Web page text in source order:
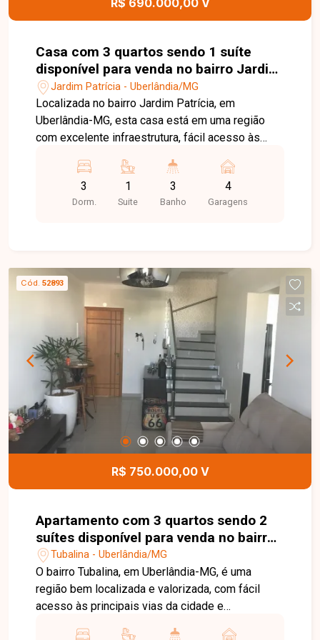
R$ 690.000,00 V
Casa com 3 quartos sendo 1 suíte
disponível para venda no bairro Jardim
Patrícia em Uberlândia-MG
Jardim Patrícia - Uberlândia/MG
Localizada no bairro Jardim Patrícia, em
Uberlândia-MG, esta casa está em uma região
com excelente infraestrutura, fácil acesso às
supermercados, escolas, farmácias, comércios e
diversos serviços, proporcionando praticidade,
conforto e qualidade de vida para toda a família.
sendo 01 suíte, todos com armários planejados,
banheiro social, cozinha planejada com armários,
despensa, área de serviço, banheiro de apoio e
04 vagas de garagem. Na área externa, oferece
um agradável espaço gourmet com churrasqueira,
ideal para momentos de lazer e confraternização.
Esta é uma excelente oportunidade para quem
busca um imóvel funcional, confortável e pronto
para morar no bairro Jardim Patrícia. Agende uma
visita e venha conhecer todos os detalhes desta
casa.
3
Dorm.
1
Suite
3
Banho
4
Garagens
Cód. 52893
R$ 750.000,00 V
Apartamento com 3 quartos sendo 2
suítes disponível para venda no bairro
Tubalina em Uberlândia-MG
Tubalina - Uberlândia/MG
O bairro Tubalina, em Uberlândia-MG, é uma
região bem localizada e valorizada, com fácil
acesso às principais vias da cidade e